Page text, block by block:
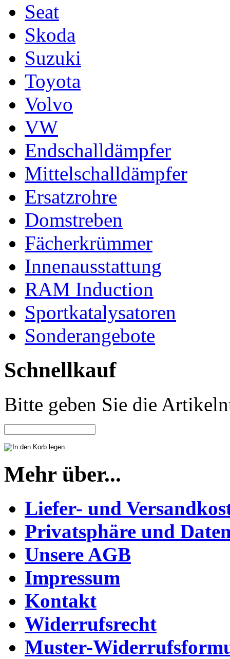
Seat
Skoda
Suzuki
Toyota
Volvo
VW
Endschalldämpfer
Mittelschalldämpfer
Ersatzrohre
Domstreben
Fächerkrümmer
Innenausstattung
RAM Induction
Sportkatalysatoren
Sonderangebote
Schnellkauf
Bitte geben Sie die
Mehr über...
Liefer- und
Privatsphäre und
Unsere AGB
Impressum
Kontakt
Widerrufsrecht
Muster-